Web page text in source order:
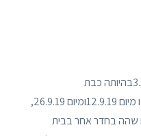
המתלוננת העידה בפנינו ביום 3.10.19בהיותה כבת
13ו-10חודשים, ובהתאם להחלטותינו מיום 12.9.19ומיום 26.9.19,
שהה בחדר אחר בבית